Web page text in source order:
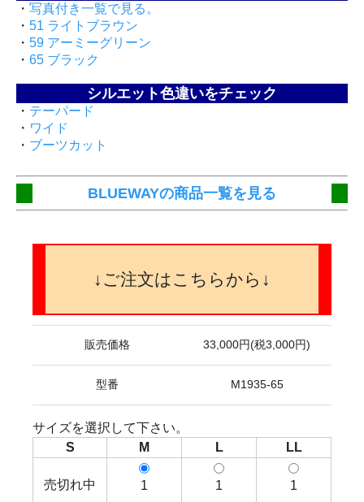
・ 写真付き一覧で見る。
・ 51 ライトブラウン
・ 59 アーミーグリーン
・ 65 ブラック
シルエット色違いをチェック
・ テーパード
・ ワイド
・ ブーツカット
BLUEWAYの商品一覧を見る
↓ご注文はこちらから↓
販売価格 33,000円(税3,000円)
型番 M1935-65
サイズを選択して下さい。
S
M L LL
売切れ中 1 1 1